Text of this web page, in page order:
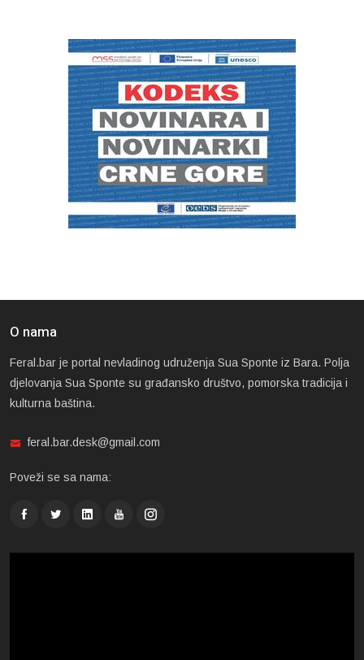
O nama
Feral.bar je portal nevladinog udruženja Sua Sponte iz Bara. Polja
djelovanja Sua Sponte su građansko društvo, pomorska tradicija i
kulturna baština.
feral.bar.desk@gmail.com
Poveži se sa nama: